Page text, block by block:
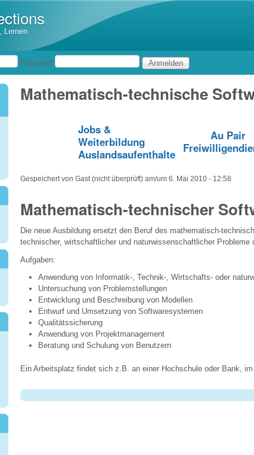
Lernen
Passwort
Mathematisch-technische
Jobs &
Weiterbildung
Auslandsaufenthalte
Au Pair
Gespeichert von Gast (nicht überprüft) am/um 6. Mai 2010 - 12:58
Mathematisch-technischer
Die neue Ausbildung ersetzt den Beruf des mathematisch-
technischer, wirtschaftlicher und naturwissenschaftlicher Probleme
Aufgaben:
Anwendung von Informatik-, Technik-, Wirtschafts- oder
Untersuchung von Problemstellungen
Entwicklung und Beschreibung von Modellen
Entwurf und Umsetzung von Softwaresystemen
Qualitätssicherung
Anwendung von Projektmanagement
Beratung und Schulung von Benutzern
Ein Arbeitsplatz findet sich z.B. an einer Hochschule oder Bank,